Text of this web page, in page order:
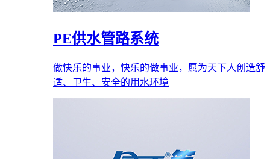
PE供水管路系统
做快乐的事业，快乐的做事业，愿为天下人创造舒
适、卫生、安全的用水环境